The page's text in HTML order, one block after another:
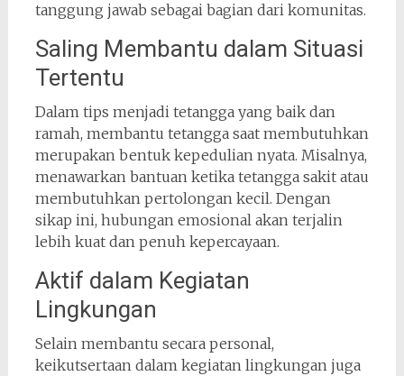
tanggung jawab sebagai bagian dari komunitas.
Saling Membantu dalam Situasi
Tertentu
Dalam tips menjadi tetangga yang baik dan
ramah, membantu tetangga saat membutuhkan
merupakan bentuk kepedulian nyata. Misalnya,
menawarkan bantuan ketika tetangga sakit atau
membutuhkan pertolongan kecil. Dengan
sikap ini, hubungan emosional akan terjalin
lebih kuat dan penuh kepercayaan.
Aktif dalam Kegiatan
Lingkungan
Selain membantu secara personal,
keikutsertaan dalam kegiatan lingkungan juga